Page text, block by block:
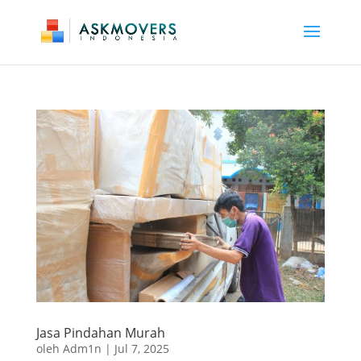
Jasa Pindahan Murah
oleh Adm1n | Jul 7, 2025